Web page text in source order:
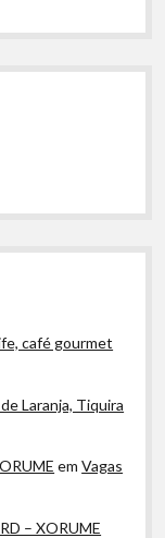
café gourmet
Laranja, Tiquira
emVagas
– XORUME